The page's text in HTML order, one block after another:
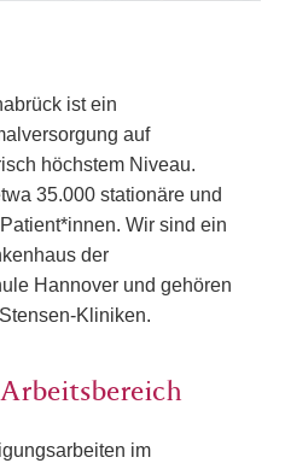
ist ein
auf
höchstem Niveau.
35.000 stationäre und
Wir sind ein
der
Hannover und gehören
Kliniken.
im